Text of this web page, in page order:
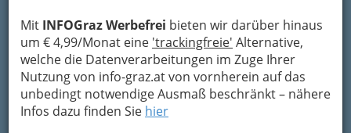
Mit INFOGraz Werbefrei bieten wir darüber hinaus
um € 4,99/Monat eine 'trackingfreie' Alternative,
welche die Datenverarbeitungen im Zuge Ihrer
Nutzung von info-graz.at von vornherein auf das
unbedingt notwendige Ausmaß beschränkt – nähere
Infos dazu finden Sie hier
Meine Nachricht